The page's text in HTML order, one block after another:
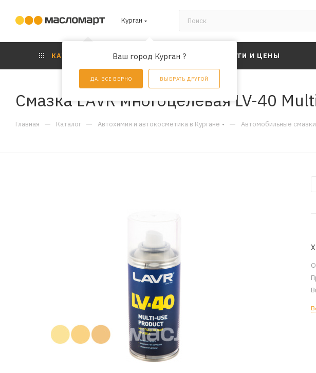
Курган
Ваш город Курган ?
ДА, ВСЕ ВЕРНО ВЫБРАТЬ ДРУГОЙ
КАТАЛОГ АКЦИИ УСЛУГИ И ЦЕНЫ
Смазка LAVR многоцелевая LV-40
Главная — Каталог — Автохимия и автокосметика в Кургане — Автомобильные смазки